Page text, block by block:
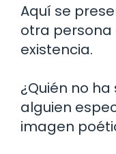
Aquí se
otra persona
existencia.
¿Quién no
alguien
imagen